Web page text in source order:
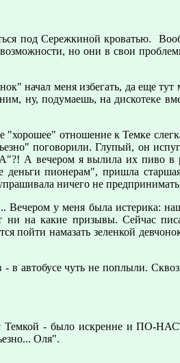
под Сережкиной кроватью.
но они в свои
начал меня избегать, да еще тут
ну, подумаешь, на дискотеке
отношение к Темке
поговорили. Глупый, он
А вечером я вылила их пиво в
пионерам", пришла
ничего не
Вечером у меня была истеpика:
ни на какие пpизывы. Сейчас
пойти намазать зеленкой
в автобусе чуть не поплыли.
Темкой - было искренне и ПО-
Оля".